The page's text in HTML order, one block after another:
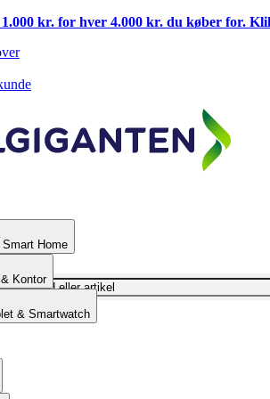
kr. for hver 4.000 kr. du køber for.
Home
Kontor
& Smartwatch